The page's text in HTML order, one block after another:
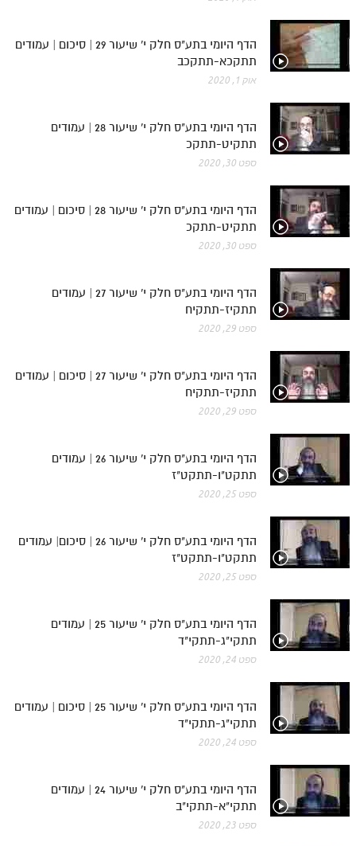
הדף היומי בתע"ס חלק י' שיעור 29 | סיכום | עמודים
תתקכא-תתקכב
אוק 1, 2020
הדף היומי בתע"ס חלק י' שיעור 28 | עמודים
תתקיט-תתקכ
ספט 30, 2020
הדף היומי בתע"ס חלק י' שיעור 28 | סיכום | עמודים
תתקיט-תתקכ
ספט 30, 2020
הדף היומי בתע"ס חלק י' שיעור 27 | עמודים
תתקיז-תתקיח
ספט 29, 2020
הדף היומי בתע"ס חלק י' שיעור 27 | סיכום | עמודים
תתקיז-תתקיח
ספט 29, 2020
הדף היומי בתע"ס חלק י' שיעור 26 | עמודים
תתקט"ו-תתקט"ז
ספט 25, 2020
הדף היומי בתע"ס חלק י' שיעור 26 | סיכום| עמודים
תתקט"ו-תתקט"ז
ספט 25, 2020
הדף היומי בתע"ס חלק י' שיעור 25 | עמודים
תתקי"ג-תתקי"ד
ספט 24, 2020
הדף היומי בתע"ס חלק י' שיעור 25 | סיכום | עמודים
תתקי"ג-תתקי"ד
ספט 24, 2020
הדף היומי בתע"ס חלק י' שיעור 24 | עמודים
תתקי"א-תתקי"ב
ספט 23, 2020